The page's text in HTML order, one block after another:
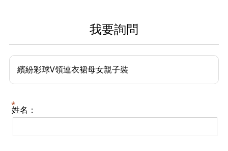
我要詢問
繽紛彩球V領連衣裙母女親子裝
姓名：